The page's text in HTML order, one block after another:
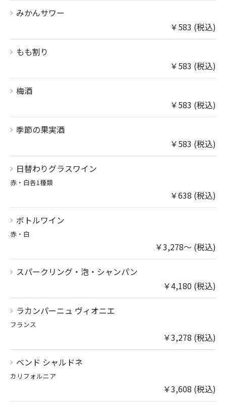
みかんサワー
￥583 (税込)
もも割り
￥583 (税込)
梅酒
￥583 (税込)
季節の果実酒
￥583 (税込)
日替わりグラスワイン
赤・白各1種類
￥638 (税込)
ボトルワイン
赤・白
￥3,278～ (税込)
スパークリング・泡・シャンパン
￥4,180 (税込)
ラカンパーニュ ヴィオニエ
フランス
￥3,278 (税込)
ベンド シャルドネ
カリフォルニア
￥3,608 (税込)